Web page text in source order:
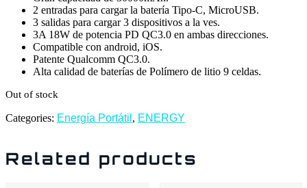
2 entradas para cargar la batería Tipo-C, MicroUSB.
3 salidas para cargar 3 dispositivos a la ves.
3A 18W de potencia PD QC3.0 en ambas direcciones.
Compatible con android, iOS.
Patente Qualcomm QC3.0.
Alta calidad de baterías de Polímero de litio 9 celdas.
Out of stock
Categories: Energía Portátil , ENERGY
Related products